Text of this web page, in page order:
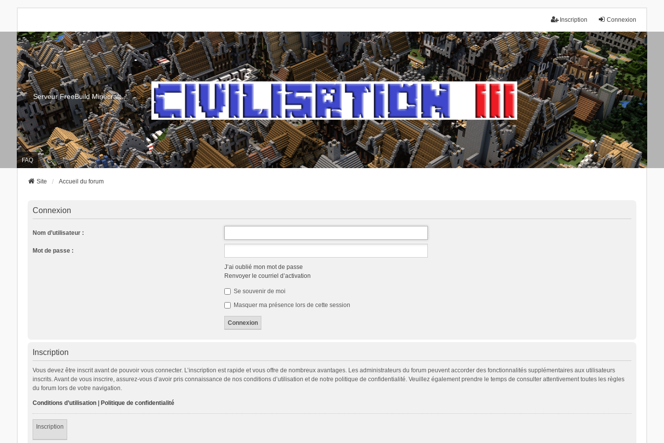
Connexion
Inscription
Serveur FreeBuild Minecraft
FAQ
Site Accueil du forum
Connexion
Nom d’utilisateur :
Mot de passe :
J’ai oublié mon mot de passe
Renvoyer le courriel d’activation
Se souvenir de moi
Masquer ma présence lors de cette session
Inscription
Vous devez être inscrit avant de pouvoir vous connecter. L’inscription est rapide et vous offre de nombreux avantages. Les administrateurs du forum peuvent accorder des fonctionnalités supplémentaires aux utilisateurs
inscrits. Avant de vous inscrire, assurez-vous d’avoir pris connaissance de nos conditions d’utilisation et de notre politique de confidentialité. Veuillez également prendre le temps de consulter attentivement toutes les règles
du forum lors de votre navigation.
Conditions d’utilisation| Politique de confidentialité
Inscription